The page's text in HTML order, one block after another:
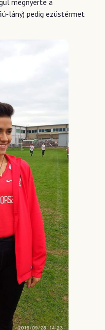
megnyerte a
lány) pedig ezüstérmet